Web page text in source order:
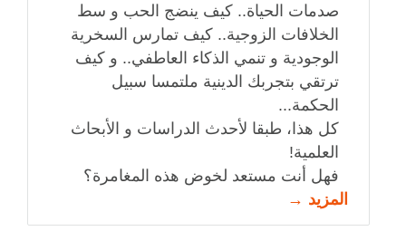
صدمات الحياة.. كيف ينضج الحب و سط
الخلافات الزوجية.. كيف تمارس السخرية
الوجودية و تنمي الذكاء العاطفي.. و كيف
ترتقي بتجربك الدينية ملتمسا سبيل
الحكمة...
كل هذا، طبقا لأحدث الدراسات و الأبحاث
العلمية!
فهل أنت مستعد لخوض هذه المغامرة؟
المزيد →